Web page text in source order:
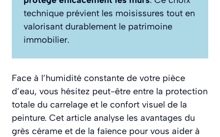
technique prévient les moisissures tout en
valorisant durablement le patrimoine
immobilier.
Face à l’humidité constante de votre pièce
d’eau, vous hésitez peut-être entre la protection
totale du carrelage et le confort visuel de la
peinture. Cet article analyse les avantages du
grès cérame et de la faïence pour vous aider à